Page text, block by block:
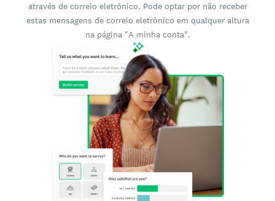
através de correio eletrónico. Pode optar por não receber
estas mensagens de correio eletrónico em qualquer altura
na página "A minha conta".